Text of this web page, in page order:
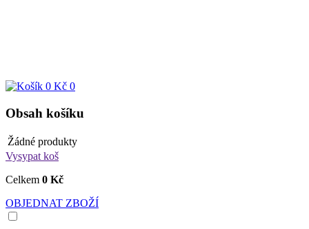
0 Kč 0
Obsah košíku
Žádné produkty
Vysypat koš
Celkem 0 Kč
OBJEDNAT ZBOŽÍ